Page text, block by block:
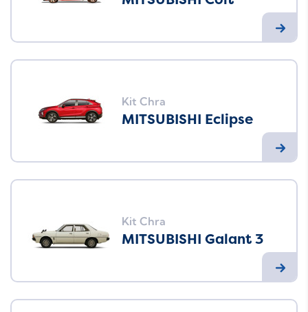
Kit Chra
MITSUBISHI Eclipse
Kit Chra
MITSUBISHI Galant 3